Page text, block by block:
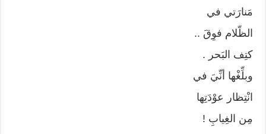
مَنارَتي في
الظّلام فوِقَ ..
كتِف البَحر .
وبلِّغْها أنِّيَ في
انْتِظار عوْدَتِها
مِن الغِيابِ !